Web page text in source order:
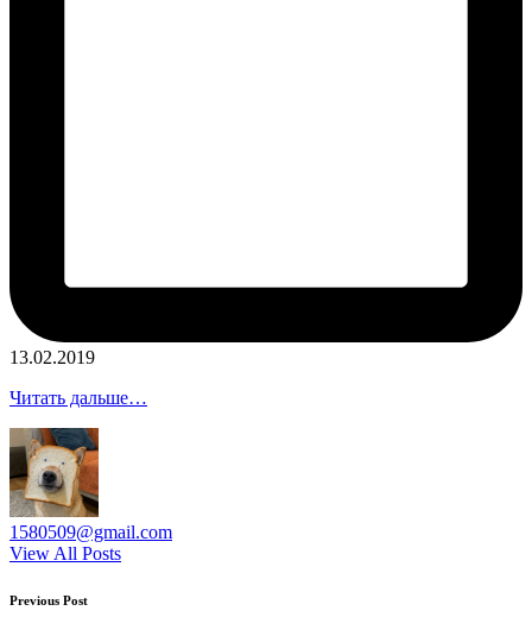
13.02.2019
Читать дальше…
1580509@gmail.com
View All Posts
Post
Previous Post